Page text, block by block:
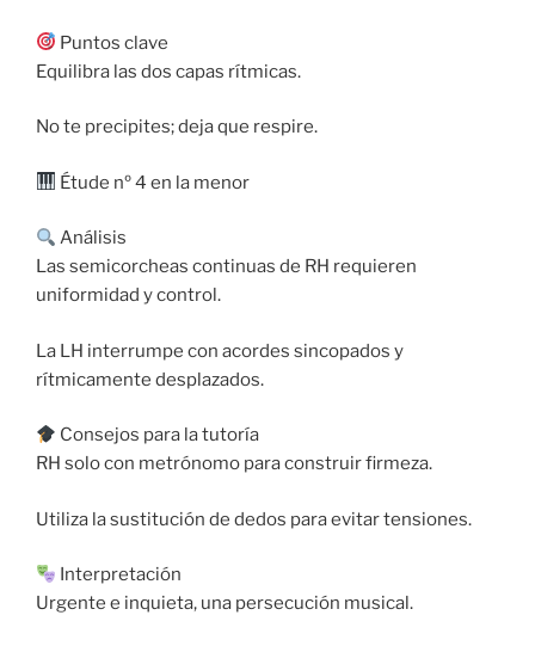
Puntos clave
Equilibra las dos capas rítmicas.
No te precipites; deja que respire.
Étude nº 4 en la menor
Análisis
Las semicorcheas continuas de RH requieren
uniformidad y control.
La LH interrumpe con acordes sincopados y
rítmicamente desplazados.
Consejos para la tutoría
RH solo con metrónomo para construir firmeza.
Utiliza la sustitución de dedos para evitar tensiones.
Interpretación
Urgente e inquieta, una persecución musical.